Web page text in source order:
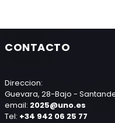
CONTACTO
Direccion:
Guevara, 28-Bajo -
email: 2025@uno.es
Tel: +34 942 06 25 77